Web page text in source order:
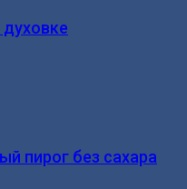
пирог без сахара